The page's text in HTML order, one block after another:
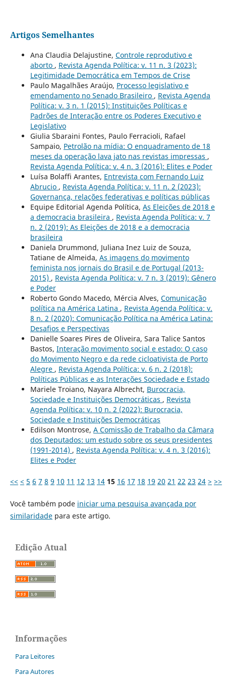
Artigos Semelhantes
Ana Claudia Delajustine, Controle reprodutivo e
aborto , Revista Agenda Política: v. 11 n. 3 (2023):
Legitimidade Democrática em Tempos de Crise
Paulo Magalhães Araújo, Processo legislativo e
emendamento no Senado Brasileiro , Revista Agenda
Política: v. 3 n. 1 (2015): Instituições Políticas e
Padrões de Interação entre os Poderes Executivo e
Legislativo
Giulia Sbaraini Fontes, Paulo Ferracioli, Rafael
Sampaio, Petrolão na mídia: O enquadramento de 18
meses da operação lava jato nas revistas impressas ,
Revista Agenda Política: v. 4 n. 3 (2016): Elites e Poder
Luísa Bolaffi Arantes, Entrevista com Fernando Luiz
Abrucio , Revista Agenda Política: v. 11 n. 2 (2023):
Governança, relações federativas e políticas públicas
Equipe Editorial Agenda Política, As Eleições de 2018 e
a democracia brasileira , Revista Agenda Política: v. 7
n. 2 (2019): As Eleições de 2018 e a democracia
brasileira
Daniela Drummond, Juliana Inez Luiz de Souza,
Tatiane de Almeida, As imagens do movimento
feminista nos jornais do Brasil e de Portugal (2013-
2015) , Revista Agenda Política: v. 7 n. 3 (2019): Gênero
e Poder
Roberto Gondo Macedo, Mércia Alves, Comunicação
política na América Latina , Revista Agenda Política: v.
8 n. 2 (2020): Comunicação Política na América Latina:
Desafios e Perspectivas
Danielle Soares Pires de Oliveira, Sara Talice Santos
Bastos, Interação movimento social e estado: O caso
do Movimento Negro e da rede cicloativista de Porto
Alegre , Revista Agenda Política: v. 6 n. 2 (2018):
Políticas Públicas e as Interações Sociedade e Estado
Mariele Troiano, Nayara Albrecht, Burocracia,
Sociedade e Instituições Democráticas , Revista
Agenda Política: v. 10 n. 2 (2022): Burocracia,
Sociedade e Instituições Democráticas
Edilson Montrose, A Comissão de Trabalho da Câmara
dos Deputados: um estudo sobre os seus presidentes
(1991-2014) , Revista Agenda Política: v. 4 n. 3 (2016):
Elites e Poder
<< < 5 6 7 8 9 10 11 12 13 14 15 16 17 18 19 20 21 22 23 24 > >>
Você também pode iniciar uma pesquisa avançada por
similaridadepara este artigo.
Edição Atual
Informações
Para Leitores
Para Autores